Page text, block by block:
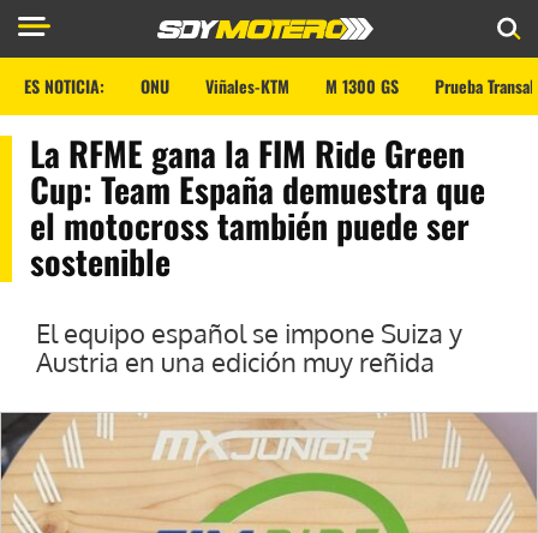
ES NOTICIA: ONU Viñales-KTM M 1300 GS Prueba
La RFME gana la FIM Ride Green
Cup: Team España demuestra que
el motocross también puede ser
sostenible
El equipo español se impone Suiza y
Austria en una edición muy reñida